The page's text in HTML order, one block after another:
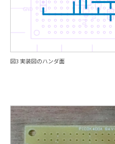
図3 実装図のハンダ面